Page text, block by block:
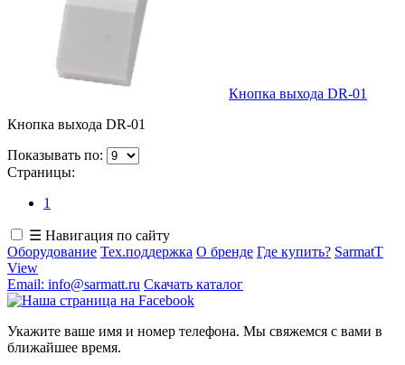
Кнопка выхода DR-01
Кнопка выхода DR-01
Показывать по:
Страницы:
1
☰ Навигация по сайту
Оборудование Тех.поддержка О бренде Где купить? SarmatT
View
Email: info@sarmatt.ru Скачать каталог
Укажите ваше имя и номер телефона. Мы свяжемся с вами в
ближайшее время.